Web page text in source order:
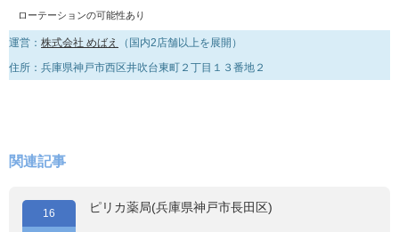
ローテーションの可能性あり
運営： 株式会社 めばえ
（国内2店舗以上を展開）
住所：兵庫県神戸市西区井吹台東町２丁目１３番地２
関連記事
16 ピリカ薬局(兵庫県神戸市長田区)